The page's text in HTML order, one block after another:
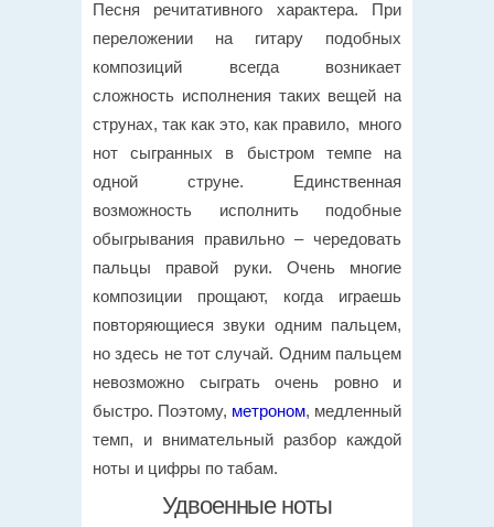
Песня речитативного характера. При
переложении на гитару подобных
композиций всегда возникает
сложность исполнения таких вещей на
струнах, так как это, как правило, много
нот сыгранных в быстром темпе на
одной струне. Единственная
возможность исполнить подобные
обыгрывания правильно – чередовать
пальцы правой руки. Очень многие
композиции прощают, когда играешь
повторяющиеся звуки одним пальцем,
но здесь не тот случай. Одним пальцем
невозможно сыграть очень ровно и
быстро. Поэтому, метроном, медленный
темп, и внимательный разбор каждой
ноты и цифры по табам.
Удвоенные ноты